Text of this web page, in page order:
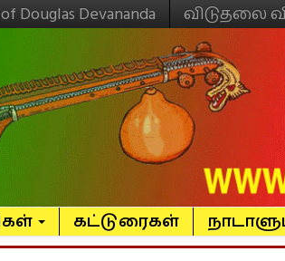
Douglas Devananda விடுதலை
கட்டுரைகள்